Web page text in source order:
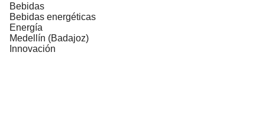
Bebidas
Bebidas energéticas
Energía
Medellín (Badajoz)
Innovación